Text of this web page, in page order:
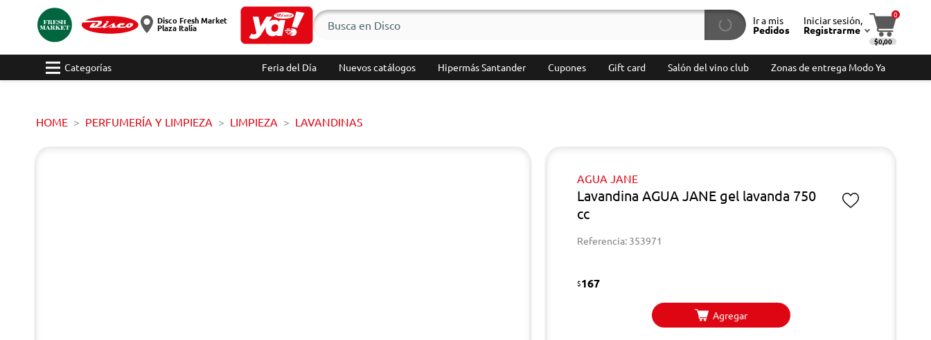
Disco Fresh Market
Plaza Italia
Ir a mis
Pedidos
Iniciar sesión,
Registrarme
0
$0,00
Categorías Feria del Día Nuevos catálogos Hipermás Santander Cupones Gift card Salón del vino club Zonas de entrega Modo Ya
HOME PERFUMERÍA Y LIMPIEZA LIMPIEZA LAVANDINAS
AGUA JANE
Lavandina AGUA JANE gel lavanda 750
cc
Referencia: 353971
$167
Agregar